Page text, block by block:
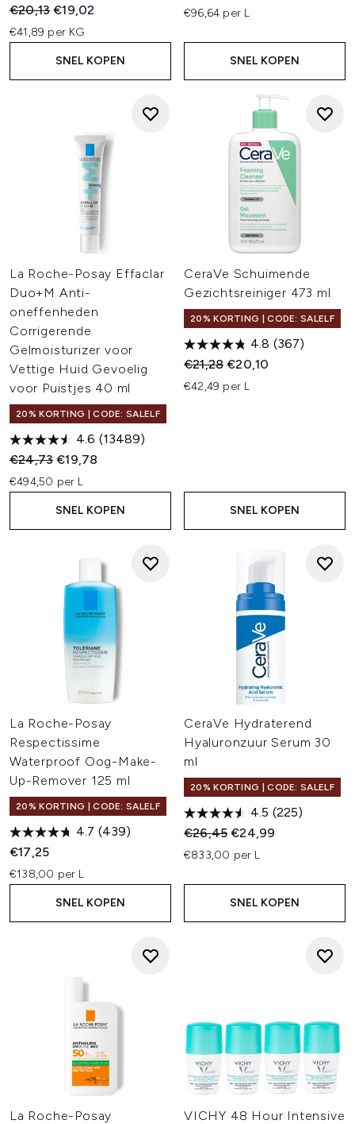
Recommended Retail Price:
€20,13Huidige prijs:
€19,02
€41,89 per KG
SNEL KOPEN
€96,64 per L
SNEL KOPEN
La Roche-Posay Effaclar
Duo+M Anti-
oneffenheden
Corrigerende
Gelmoisturizer voor
Vettige Huid Gevoelig
voor Puistjes 40 ml
20% KORTING | CODE: SALELF
4.6 (13489)
Recommended Retail Price:
€24,73Huidige prijs:
€19,78
€494,50 per L
SNEL KOPEN
CeraVe Schuimende
Gezichtsreiniger 473 ml
20% KORTING | CODE: SALELF
4.8 (367)
Recommended Retail Price:
€21,28Huidige prijs:
€20,10
€42,49 per L
SNEL KOPEN
La Roche-Posay
Respectissime
Waterproof Oog-Make-
Up-Remover 125 ml
20% KORTING | CODE: SALELF
4.7 (439)
€17,25
€138,00 per L
SNEL KOPEN
CeraVe Hydraterend
Hyaluronzuur Serum 30
ml
20% KORTING | CODE: SALELF
4.5 (225)
Recommended Retail Price:
€26,45Huidige prijs:
€24,99
€833,00 per L
SNEL KOPEN
La Roche-Posay VICHY 48 Hour Intensive